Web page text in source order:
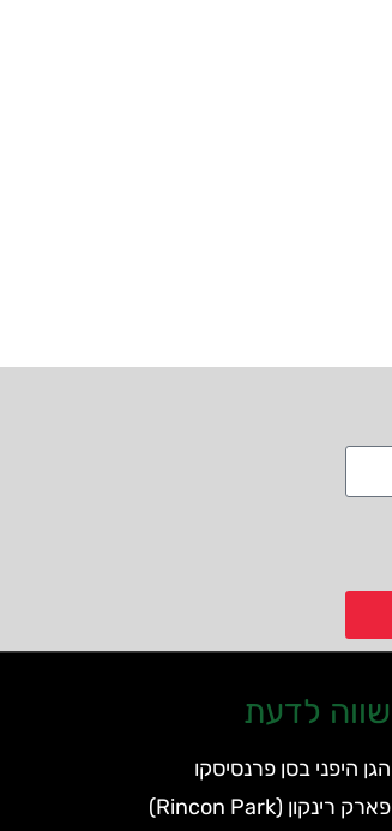
שווה לדעת
הגן היפני בסן פרנסיסקו
פארק רינקון (Rincon Park)